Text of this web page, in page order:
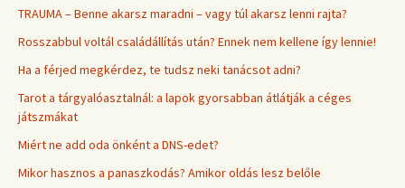
TRAUMA – Benne akarsz maradni – vagy túl akarsz lenni rajta?
Rosszabbul voltál családállítás után? Ennek nem kellene így lennie!
Ha a férjed megkérdez, te tudsz neki tanácsot adni?
Tarot a tárgyalóasztalnál: a lapok gyorsabban átlátják a céges
játszmákat
Miért ne add oda önként a DNS-edet?
Mikor hasznos a panaszkodás? Amikor oldás lesz belőle